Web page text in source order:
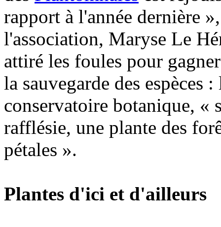
rapport à l'année dernière
l'association, Maryse Le
attiré les foules pour
la sauvegarde des espèces
conservatoire botanique, «
rafflésie, une plante des
pétales ».
Plantes d'ici et d'ailleurs